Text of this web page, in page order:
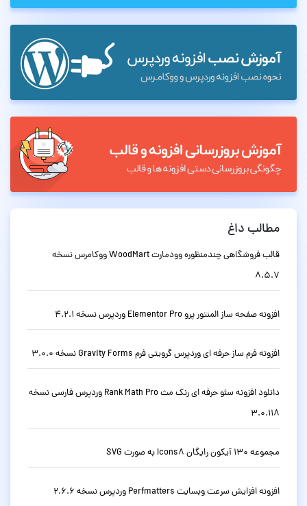
مطالب داغ
قالب فروشگاهی چندمنظوره وودمارت WoodMart ووکامرس نسخه
8.5.7
افزونه صفحه ساز المنتور پرو Elementor Pro وردپرس نسخه 4.2.1
افزونه فرم ساز حرفه ای وردپرس گرویتی فرم Gravity Forms نسخه 3.0.0
دانلود افزونه سئو حرفه ای رنک مث Rank Math Pro وردپرس فارسی نسخه
3.0.118
مجموعه 130 آیکون رایگان Icons8 به صورت SVG
افزونه افزایش سرعت وبسایت Perfmatters وردپرس نسخه 2.6.6